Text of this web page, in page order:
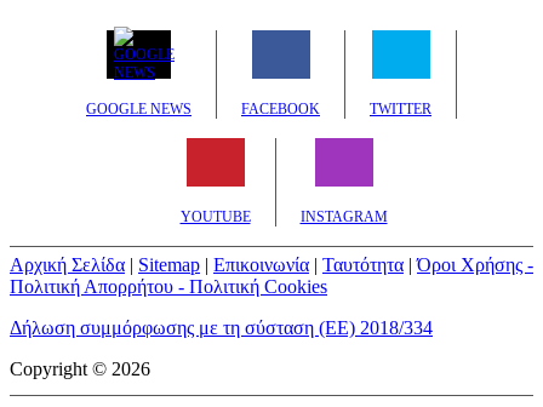
GOOGLE NEWS FACEBOOK TWITTER
YOUTUBE INSTAGRAM
Αρχική Σελίδα | Sitemap | Επικοινωνία | Ταυτότητα |Όροι Χρήσης -
Πολιτική Απορρήτου - Πολιτική Cookies
Δήλωση συμμόρφωσης με τη σύσταση (ΕΕ) 2018/334
Copyright © 2026